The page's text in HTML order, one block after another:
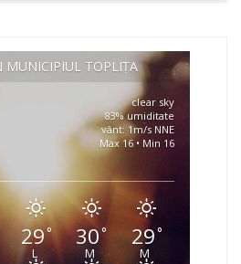
MUNICIPIUL TOPLIȚA
clear sky
83% umiditate
vânt: 1m/s NNE
Max 16 • Min 16
29°
L
30°
M
29°
M